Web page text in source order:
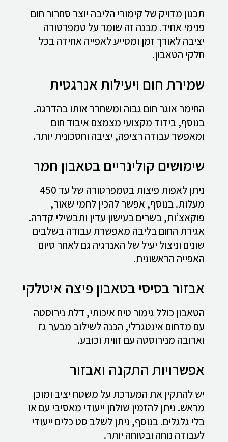
תכנון מדויק של קימורי הליבה יוצר סחרור חום
פנימי אחיד. מבנה זה שומר על טמפרטורה
יציבה לאורך זמן ומסייע לאפייה אחידה בכל
חלקי הטאבון.
שמירת חום ויעילות אנרגטית
החימר אוגר חום גבוה ומשחרר אותו בהדרגה.
בנוסף, בידוד מקצועי מצמצם איבוד חום
ומאפשר עבודה רציפה, יציבה וחסכונית יותר.
שימושים קולינריים בטאבון חמר
ניתן לאפות פיצות בטמפרטורה של עד 450
מעלות. בנוסף, אפשר להכין לחמי שאור,
פוקאצ’ות, בשרים בעישון עדין ותבשילי קדרה.
אגירת החום בליבה מאפשרת עבודה בשלבים
שונים וניצול יעיל של האנרגיה גם לאחר סיום
האפייה הראשונית.
אבזור בסיסי בטאבון פיצה איטלקי
הטאבון כולל גימור טיח איכותי, דלת נירוסטה
עם מדחום אינטגרלי, הכנה לשילוב מבער גז
וארובה מנירוסטה עם זווית וכובע.
אפשרויות התקנה ואבזור
יש להתקין את המערכת על משטח יציב ומוכן
מראש. ניתן להזמין שולחן ייעודי מאסיבי עם או
בלי גלגלים. בנוסף, ניתן לשלב סט כלים ייעודי
לעבודה נוחה ובטוחה יותר.